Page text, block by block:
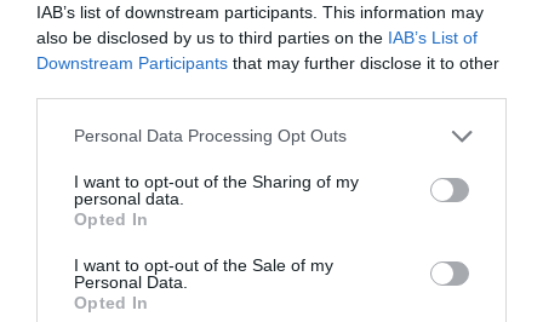
IAB’s list of downstream participants. This information may
also be disclosed by us to third parties on the IAB’s List of
Downstream Participants that may further disclose it to other
Personal Data Processing Opt Outs
I want to opt-out of the Sharing of my
personal data.
Opted In
I want to opt-out of the Sale of my
Personal Data.
Opted In